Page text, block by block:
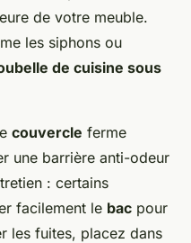
de votre meuble.
les siphons ou
de cuisine sous
couvercle ferme
une barrière anti-odeur
: certains
facilement le bac pour
les fuites, placez dans